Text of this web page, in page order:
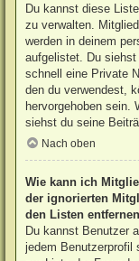
Du kannst diese
zu verwalten.
werden in deinem
aufgelistet. Du
schnell eine Private
den du verwendest,
hervorgehoben sein.
siehst du seine
Nach oben
Wie kann ich
der ignorierten
den Listen
Du kannst Benutzer
jedem Benutzerprofil